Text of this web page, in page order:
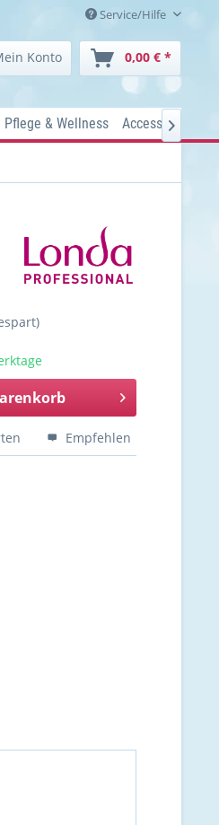
Service/Hilfe
Konto 0,00 € *
Pflege & Wellness Accessoires

Empfehlen